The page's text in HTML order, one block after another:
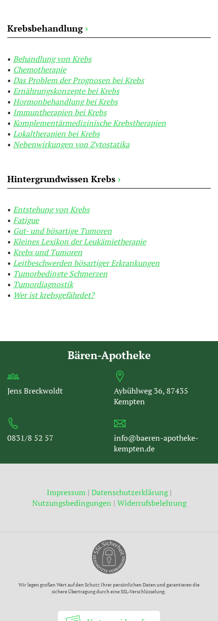
Krebsbehandlung ›
Behandlung von Krebs
Chemotherapie
Das Problem der Prognosen bei Krebs
Ernährungskonzepte bei Krebs
Hormonbehandlung bei Krebs
Immuntherapien bei Krebs
Komplementärmedizinische Krebstherapien
Lokaltherapien bei Krebs
Nebenwirkungen von Zytostatika
Hintergrundwissen Krebs ›
Entstehung von Krebs
Fatigue
Gut- und bösartige Tumoren
Kleines Lexikon der Leukämietherapie
Krebs und Tumoren
Leitbeschwerden bösartiger Erkrankungen
Tumorbedingte Schmerzen
Tumordiagnostik
Wer ist krebsgefährdet?
Bären-Apotheke
Jens Breckwoldt
Aybühlweg 36, 87435
Kempten
0831/8 52 57
info@baeren-apotheke-
kempten.de
Impressum | Datenschutzerklärung|
Nutzungsbedingungen | Widerrufsbelehrung
Wir legen großen Wert auf den Schutz Ihrer persönlichen Daten und garantieren die
sichere Übertragung durch eine SSL-Verschlüsselung.